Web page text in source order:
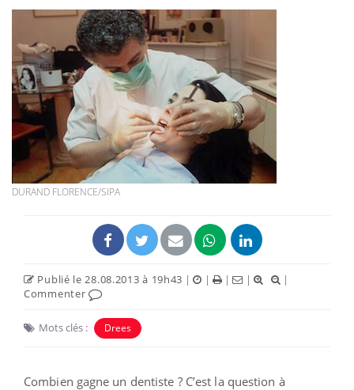
DURAND FLORENCE/SIPA
Publié le 28.08.2013 à 19h43 | | | |
|
Commenter
Mots clés : Drees
Combien gagne un dentiste ? C’est la question à